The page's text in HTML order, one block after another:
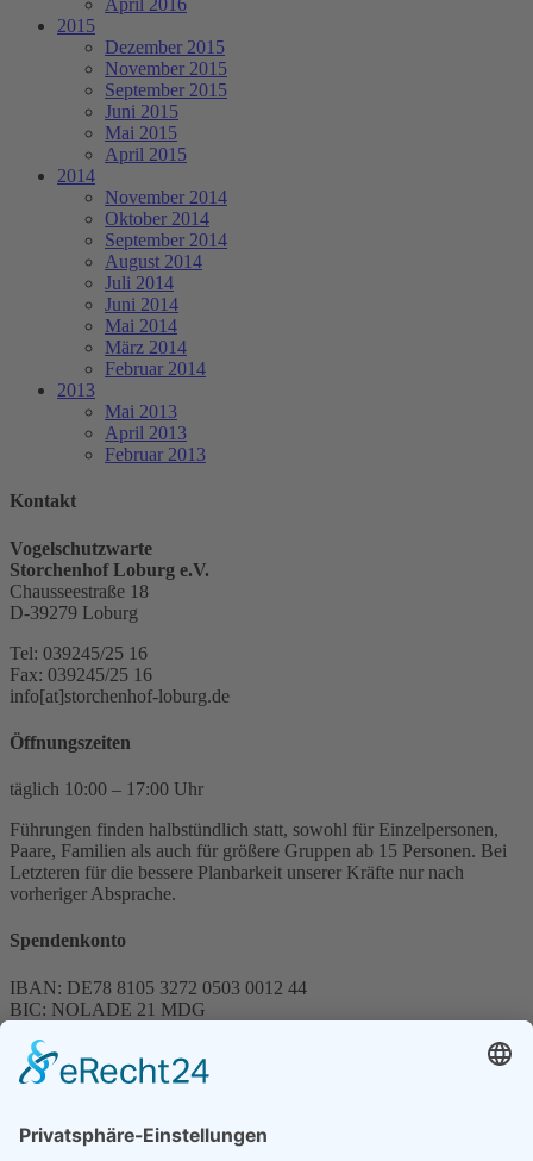
April 2016
2015
Dezember 2015
November 2015
September 2015
Juni 2015
Mai 2015
April 2015
2014
November 2014
Oktober 2014
September 2014
August 2014
Juli 2014
Juni 2014
Mai 2014
März 2014
Februar 2014
2013
Mai 2013
April 2013
Februar 2013
Kontakt
Vogelschutzwarte
Storchenhof Loburg e.V.
Chausseestraße 18
D-39279 Loburg
Tel: 039245/25 16
Fax: 039245/25 16
info[at]storchenhof-loburg.de
Öffnungszeiten
täglich 10:00 – 17:00 Uhr
Führungen finden halbstündlich statt, sowohl für Einzelpersonen,
Paare, Familien als auch für größere Gruppen ab 15 Personen. Bei
Letzteren für die bessere Planbarkeit unserer Kräfte nur nach
vorheriger Absprache.
Spendenkonto
IBAN: DE78 8105 3272 0503 0012 44
BIC: NOLADE 21 MDG
Spenden können steuerlich abgesetzt werden
Förderung